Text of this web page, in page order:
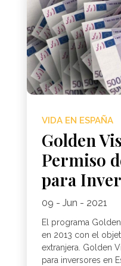
VIDA EN ESPAÑA
Golden
Permiso
para
09 - Jun - 2021
El programa
en 2013 con el
extranjera. Golden
para inversores en